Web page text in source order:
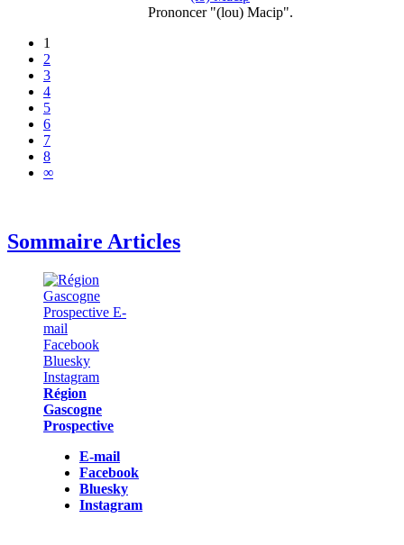
Prononcer "(lou) Macip".
1
2
3
4
5
6
7
8
∞
Sommaire Articles
Région
Gascogne
Prospective
E-mail
Facebook
Bluesky
Instagram